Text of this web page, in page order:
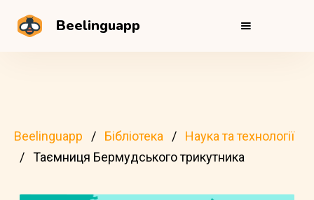
Beelinguapp
Beelinguapp Бібліотека
Наука та технології
Таємниця Бермудського трикутника